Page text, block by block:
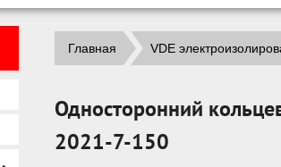
Главная VDE
Односторонний
2021-7-150